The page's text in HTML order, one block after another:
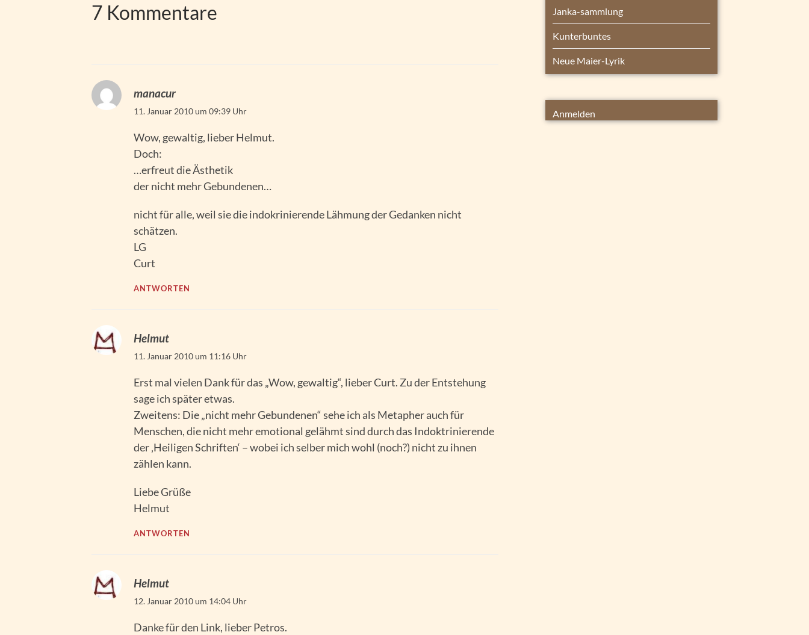
7 Kommentare
manacur
11. Januar 2010 um 09:39 Uhr
Wow, gewaltig, lieber Helmut.
Doch:
…erfreut die Ästhetik
der nicht mehr Gebundenen…
nicht für alle, weil sie die indokrinierende Lähmung der Gedanken nicht
schätzen.
LG
Curt
ANTWORTEN
Helmut
11. Januar 2010 um 11:16 Uhr
Erst mal vielen Dank für das „Wow, gewaltig“, lieber Curt. Zu der Entstehung
sage ich später etwas.
Zweitens: Die „nicht mehr Gebundenen“ sehe ich als Metapher auch für
Menschen, die nicht mehr emotional gelähmt sind durch das Indoktrinierende
der ‚Heiligen Schriften‘ – wobei ich selber mich wohl (noch?) nicht zu ihnen
zählen kann.
Liebe Grüße
Helmut
ANTWORTEN
Helmut
12. Januar 2010 um 14:04 Uhr
Danke für den Link, lieber Petros.
Janka-sammlung
Kunterbuntes
Neue Maier-Lyrik
Anmelden